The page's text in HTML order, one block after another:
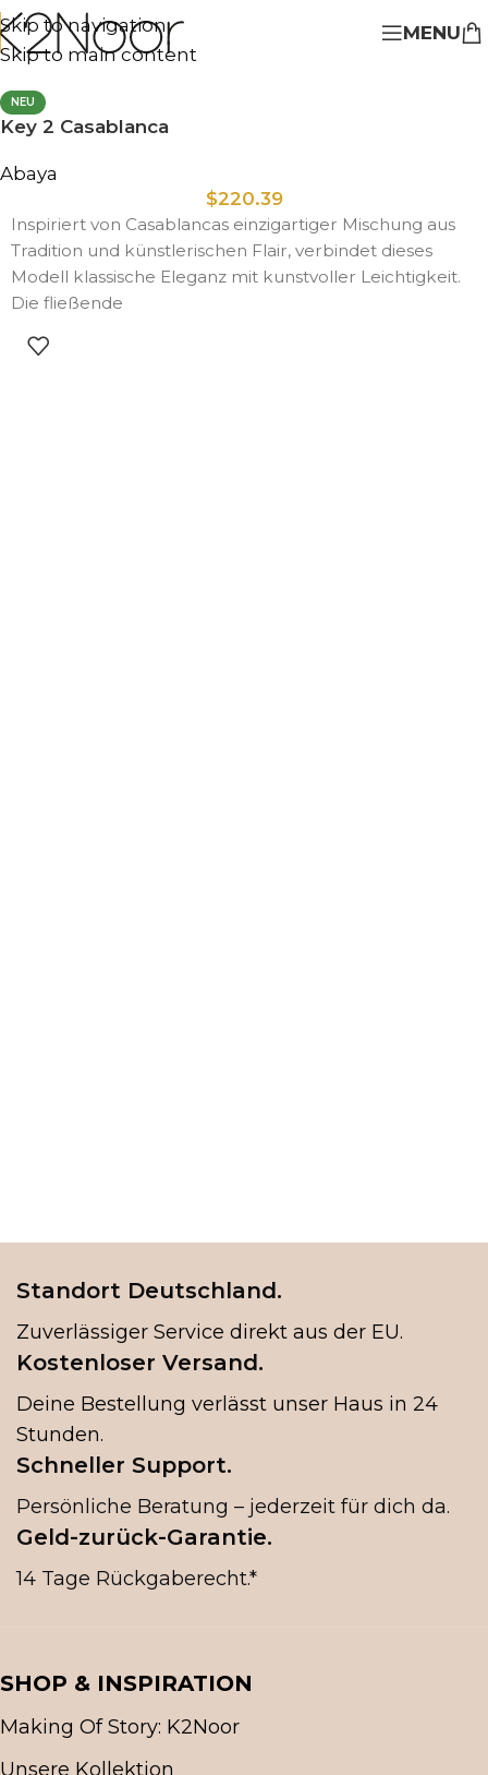
Skip to navigation
Skip to main content
MENU
NEU
Key 2 Casablanca
Abaya
$220.39
Inspiriert von Casablancas einzigartiger Mischung aus
Tradition und künstlerischen Flair, verbindet dieses
Modell klassische Eleganz mit kunstvoller Leichtigkeit.
Die fließende
Standort Deutschland.
Zuverlässiger Service direkt aus der EU.
Kostenloser Versand.
Deine Bestellung verlässt unser Haus in 24
Stunden.
Schneller Support.
Persönliche Beratung – jederzeit für dich da.
Geld-zurück-Garantie.
14 Tage Rückgaberecht.*
SHOP & INSPIRATION
Making Of Story: K2Noor
Unsere Kollektion